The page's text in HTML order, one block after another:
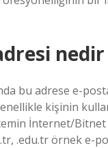
bu adrese e-
kişinin
İnternet/
.edu.tr örnek e-